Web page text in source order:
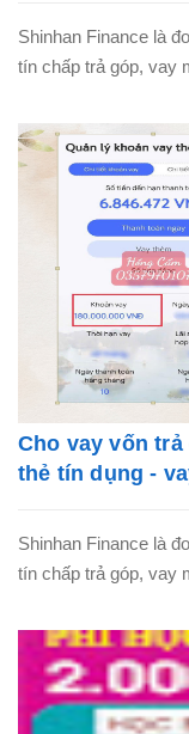
Shinhan Finance là
tín chấp trả góp, vay
Cho vay vốn
thẻ tín dụng -
Shinhan Finance là
tín chấp trả góp, vay